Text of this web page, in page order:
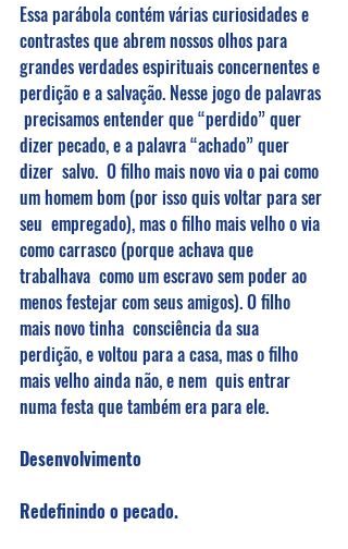
Essa parábola contém várias curiosidades e
contrastes que abrem nossos olhos para
grandes verdades espirituais concernentes e
perdição e a salvação. Nesse jogo de palavras
precisamos entender que “perdido” quer
dizer pecado, e a palavra “achado” quer
dizer  salvo.  O filho mais novo via o pai como
um homem bom (por isso quis voltar para ser
seu  empregado), mas o filho mais velho o via
como carrasco (porque achava que
trabalhava  como um escravo sem poder ao
menos festejar com seus amigos). O filho
mais novo tinha  consciência da sua
perdição, e voltou para a casa, mas o filho
mais velho ainda não, e nem  quis entrar
numa festa que também era para ele.
Desenvolvimento
Redefinindo o pecado.